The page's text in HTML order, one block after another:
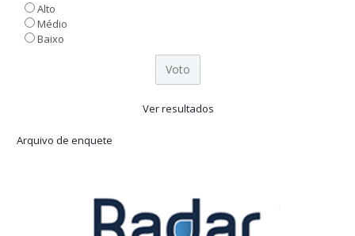
Alto
Médio
Baixo
Ver resultados
Arquivo de enquete